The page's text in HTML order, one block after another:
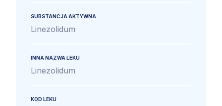
SUBSTANCJA AKTYWNA
Linezolidum
INNA NAZWA LEKU
Linezolidum
KOD LEKU